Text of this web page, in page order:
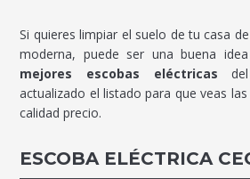
Si quieres limpiar el suelo de tu casa
moderna, puede ser una buena
mejores escobas eléctricas
actualizado el listado para que veas
calidad precio.
ESCOBA ELÉCTRICA